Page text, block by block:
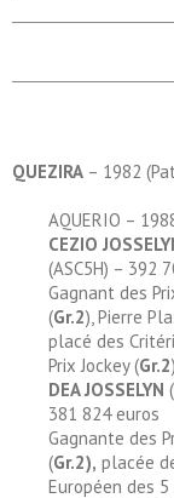
QUEZIRA – 1982
AQUERIO –
CEZIO
(ASC5H) – 392
Gagnant des
(Gr.2), Pierre
placé des
Prix Jockey (Gr.2
DEA JOSSELYN
381 824 euros
Gagnante des
(Gr.2), placée
Européen des 5